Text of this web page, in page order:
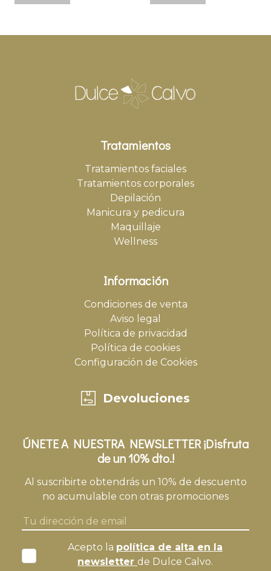
Tratamientos
Tratamientos faciales
Tratamientos corporales
Depilación
Manicura y pedicura
Maquillaje
Wellness
Información
Condiciones de venta
Aviso legal
Política de privacidad
Política de cookies
Configuración de Cookies
Devoluciones
ÚNETE A NUESTRA NEWSLETTER ¡Disfruta
de un 10% dto.!
Al suscribirte obtendrás un 10% de descuento
no acumulable con otras promociones
Acepto la política de alta en la
newsletter de Dulce Calvo.